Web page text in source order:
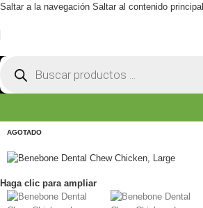
Saltar a la navegación Saltar al contenido principal
AGOTADO
Haga clic para ampliar